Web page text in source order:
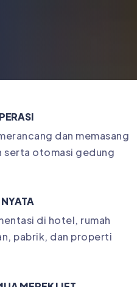
dan memasang
serta otomasi gedung
di hotel, rumah
pabrik, dan properti